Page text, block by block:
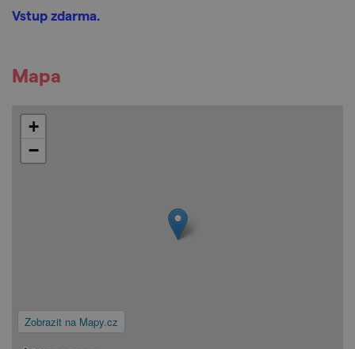
Vstup zdarma.
Mapa
Zobrazit na Mapy.cz
+
−